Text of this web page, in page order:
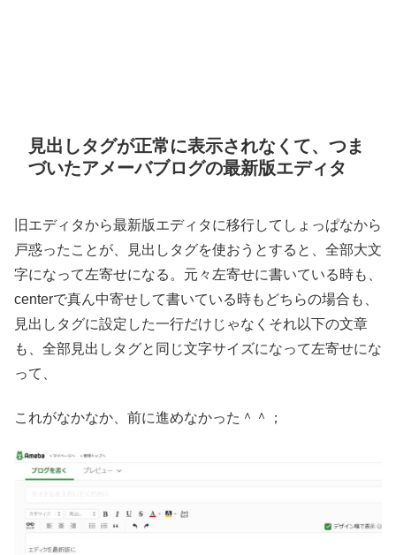
見出しタグが正常に表示されなくて、つま
づいたアメーバブログの最新版エディタ
旧エディタから最新版エディタに移行してしょっぱなから
戸惑ったことが、見出しタグを使おうとすると、全部大文
字になって左寄せになる。元々左寄せに書いている時も、
centerで真ん中寄せして書いている時もどちらの場合も、
見出しタグに設定した一行だけじゃなくそれ以下の文章
も、全部見出しタグと同じ文字サイズになって左寄せにな
って、
これがなかなか、前に進めなかった＾＾；